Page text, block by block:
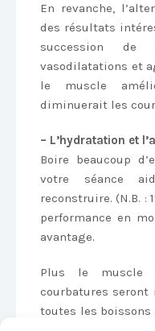
En revanche,
des résultats
succession de
vasodilatations et
le muscle
diminuerait les
– L’hydratation et
Boire beaucoup
votre séance
reconstruire. (N.B. :
performance en
avantage.
Plus le muscle
courbatures seront
toutes les boissons